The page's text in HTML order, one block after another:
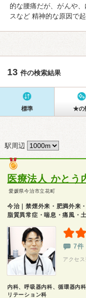
的な腰痛だが、がんや
スなど 精神的な原因で
13 件の検索結果
標準 ★の
駅周辺
医療法人 かとう
愛媛県今治市立花町
今治｜禁煙外来・肥満外来
脂質異常症・喘息・痛風・
7件
アクセ
内科、呼吸器内科、循環器内
リテーション科